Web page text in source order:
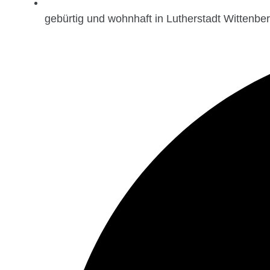
gebürtig und wohnhaft in Lutherstadt